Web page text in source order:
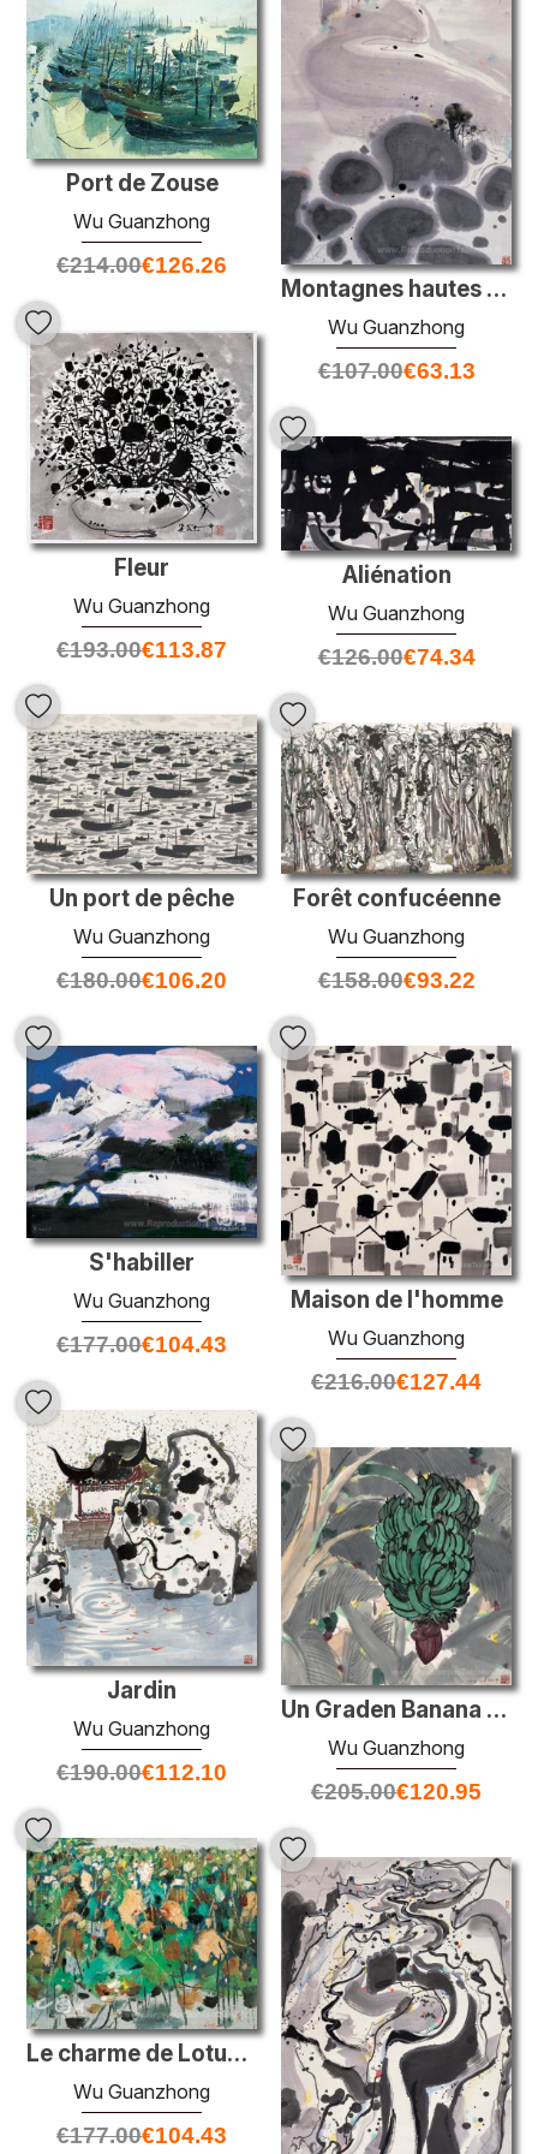
Montagnes hautes et ruisseaux éternels
Wu Guanzhong
€107.00€63.13
Port de Zouse
Wu Guanzhong
€214.00€126.26
Fleur
Wu Guanzhong
€193.00€113.87
Aliénation
Wu Guanzhong
€126.00€74.34
Un port de pêche
Wu Guanzhong
€180.00€106.20
Forêt confucéenne
Wu Guanzhong
€158.00€93.22
Maison de l'homme
Wu Guanzhong
€216.00€127.44
S'habiller
Wu Guanzhong
€177.00€104.43
Jardin
Wu Guanzhong
€190.00€112.10
Un Graden Banana de Xishuangbanna
Wu Guanzhong
€205.00€120.95
Le charme de Lotus Pond
Wu Guanzhong
€177.00€104.43